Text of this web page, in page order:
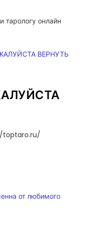
тарологу онлайн
toptaro.ru/